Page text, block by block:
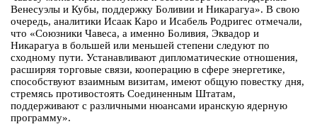
Венесуэлы и Кубы, поддержку Боливии и Никарагуа». В свою
очередь, аналитики Исаак Каро и Исабель Родригес отмечали,
что «Союзники Чавеса, а именно Боливия, Эквадор и
Никарагуа в большей или меньшей степени следуют по
сходному пути. Устанавливают дипломатические отношения,
расширяя торговые связи, кооперацию в сфере энергетике,
способствуют взаимным визитам, имеют общую повестку дня,
стремясь противостоять Соединенным Штатам,
поддерживают с различными нюансами иранскую ядерную
программу».